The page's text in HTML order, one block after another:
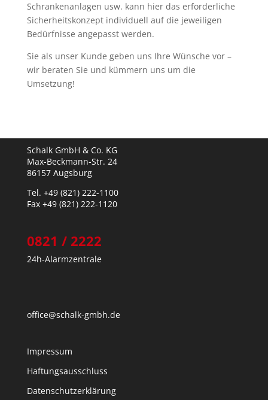
Schrankenanlagen usw. kann hier das erforderliche
Sicherheitskonzept individuell auf die jeweiligen
Bedürfnisse angepasst werden.
Sie als unser Kunde geben uns Ihre Wünsche vor –
wir beraten Sie und kümmern uns um die
Umsetzung!
Schalk GmbH & Co. KG
Max-Beckmann-Str. 24
86157 Augsburg
Tel. +49 (821) 222-1100
Fax +49 (821) 222-1120
0821 / 2222
24h-Alarmzentrale
office@schalk-gmbh.de
Impressum
Haftungsausschluss
Datenschutzerklärung